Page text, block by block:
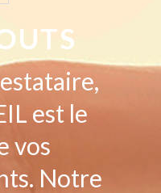
est le
vos
Notre